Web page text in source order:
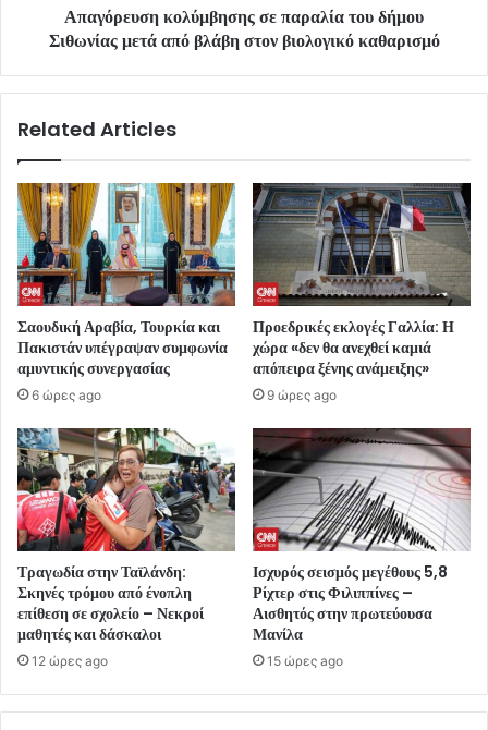
Απαγόρευση κολύμβησης σε παραλία του δήμου
Σιθωνίας μετά από βλάβη στον βιολογικό καθαρισμό
Related Articles
Σαουδική Αραβία, Τουρκία και
Πακιστάν υπέγραψαν συμφωνία
αμυντικής συνεργασίας
6 ώρες ago
Προεδρικές εκλογές Γαλλία: Η
χώρα «δεν θα ανεχθεί καμιά
απόπειρα ξένης ανάμειξης»
9 ώρες ago
Τραγωδία στην Ταϊλάνδη:
Σκηνές τρόμου από ένοπλη
επίθεση σε σχολείο – Νεκροί
μαθητές και δάσκαλοι
12 ώρες ago
Ισχυρός σεισμός μεγέθους 5,8
Ρίχτερ στις Φιλιππίνες –
Αισθητός στην πρωτεύουσα
Μανίλα
15 ώρες ago